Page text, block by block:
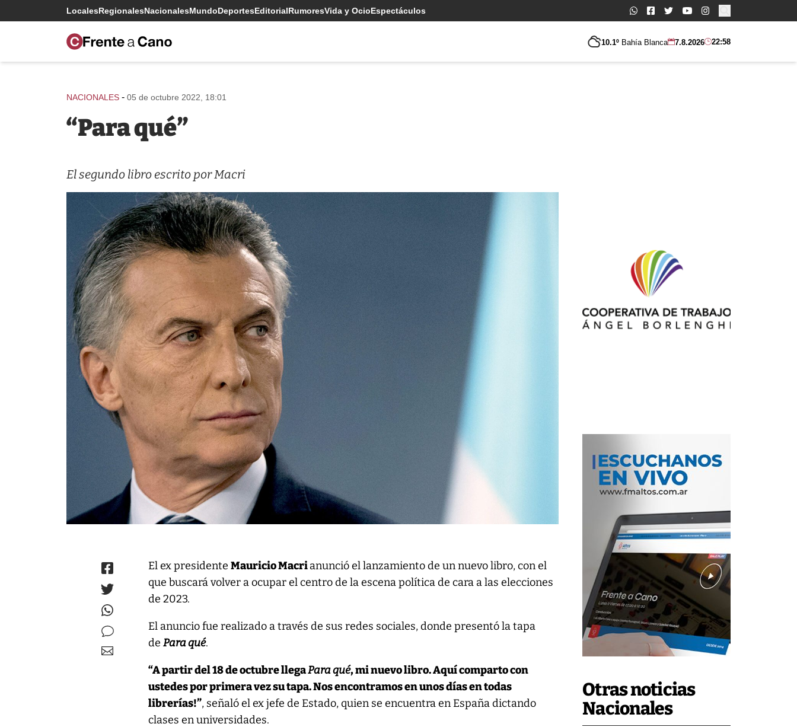
LocalesRegionalesNacionalesMundoDeportesEditorialRumoresVida y OcioEspectáculos Buscar:
10.1º Bahía Blanca 7.8.2026 22:58
Otras noticias
Nacionales
NACIONALES - 05 de octubre 2022, 18:01
“Para qué”
El segundo libro escrito por Macri
El ex presidenteMauricio Macrianunció el lanzamiento de un nuevo libro, con el
que buscará volver a ocupar el centro de la escena política de cara a las elecciones
de 2023.
El anuncio fue realizado a través de sus redes sociales, donde presentó la tapa
dePara qué.
“A partir del 18 de octubre llegaPara qué, mi nuevo libro. Aquí comparto con
ustedes por primera vez su tapa. Nos encontramos en unos días en todas
librerías!”, señaló el ex jefe de Estado, quien se encuentra en España dictando
clases en universidades.